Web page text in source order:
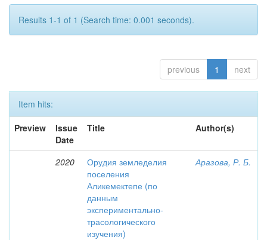
Results 1-1 of 1 (Search time: 0.001 seconds).
previous 1 next
Item hits:
Preview
Issue
Date
Title Author(s)
2020
Орудия земледелия
поселения
Аликемектепе (по
данным
экспериментально-
трасологического
изучения)
Аразова, Р. Б.